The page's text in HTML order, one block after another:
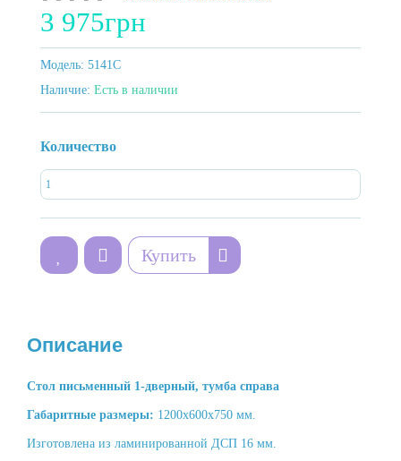
3 975грн
Модель: 5141С
Наличие: Есть в наличии
Количество
Купить
Описание
Стол письменный 1-дверный, тумба справа
Габаритные размеры: 1200х600х750 мм.
Изготовлена из ламинированной ДСП 16 мм.